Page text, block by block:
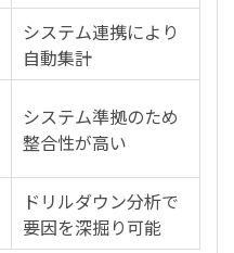
システム連携により
自動集計
システム準拠のため
整合性が高い
ドリルダウン分析で
要因を深掘り可能